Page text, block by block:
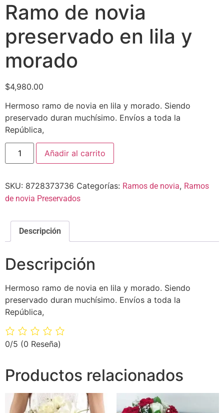
Ramo de novia
preservado en lila y
morado
$4,980.00
Hermoso ramo de novia en lila y morado. Siendo
preservado duran muchísimo. Envíos a toda la
República,
Añadir al carrito
SKU: 8728373736 Categorías: Ramos de novia, Ramos
de novia Preservados
Descripción
Descripción
Hermoso ramo de novia en lila y morado. Siendo
preservado duran muchísimo. Envíos a toda la
República,
0/5 (0 Reseña)
Productos relacionados